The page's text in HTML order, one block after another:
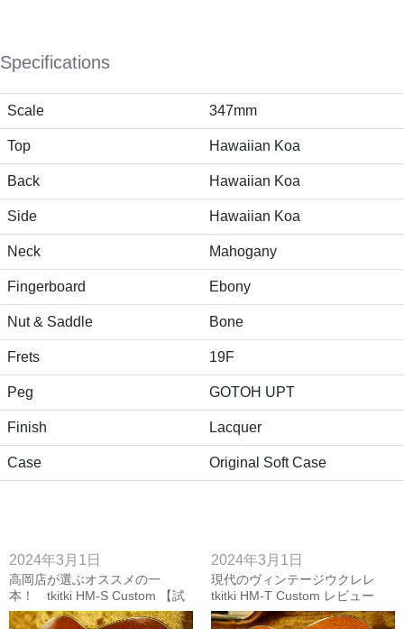
Specifications
Scale 347mm
Top Hawaiian Koa
Back Hawaiian Koa
Side Hawaiian Koa
Neck Mahogany
Fingerboard Ebony
Nut & Saddle Bone
Frets 19F
Peg GOTOH UPT
Finish Lacquer
Case Original Soft Case
2024年3月1日
高岡店が選ぶオススメの一
本！ tkitki HM-S Custom 【試
奏動画付き】
2024年3月1日
現代のヴィンテージウクレレ
tkitki HM-T Custom レビュー